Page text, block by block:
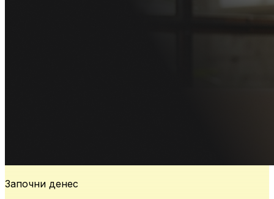
Започни денес